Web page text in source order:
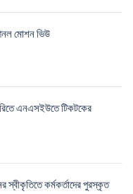
মোশন ভিউ
এনএসইউতে টিকটকের
স্বীকৃতিতে কর্মকর্তাদের পুরস্কৃত